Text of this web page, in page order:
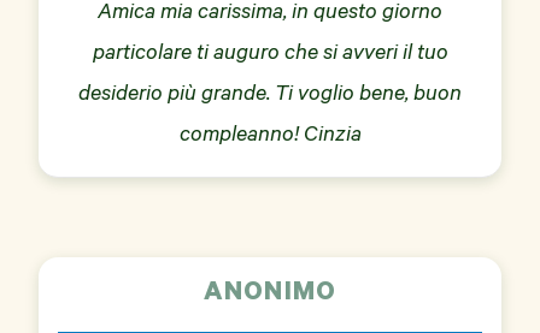
Amica mia carissima, in questo giorno
particolare ti auguro che si avveri il tuo
desiderio più grande. Ti voglio bene, buon
compleanno! Cinzia
ANONIMO